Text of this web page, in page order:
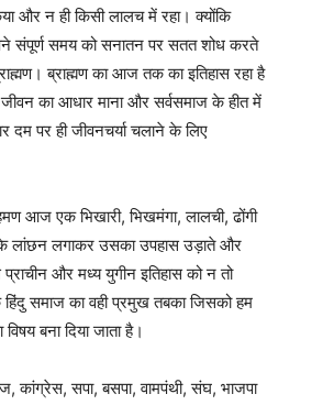
और न ही किसी लालच में रहा। क्योंकि
संपूर्ण समय को सनातन पर सतत शोध करते
ब्राह्मण का आज तक का इतिहास रहा है
जीवन का आधार माना और सर्वसमाज के हीत में
दम पर ही जीवनचर्या चलाने के लिए
आज एक भिखारी, भिखमंगा, लालची, ढोंगी
लांछन लगाकर उसका उपहास उड़ाते और
और मध्य युगीन इतिहास को न तो
समाज का वही प्रमुख तबका जिसको हम
बना दिया जाता है।
कांग्रेस, सपा, बसपा, वामपंथी, संघ, भाजपा